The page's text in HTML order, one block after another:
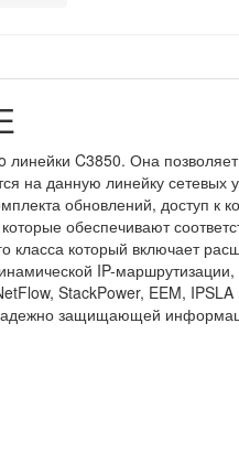
C3850. Она
на данную линейку сетевых
обновлений, доступ к
обеспечивают
класса который включает
IP-
StackPower, EEM,
защищающей